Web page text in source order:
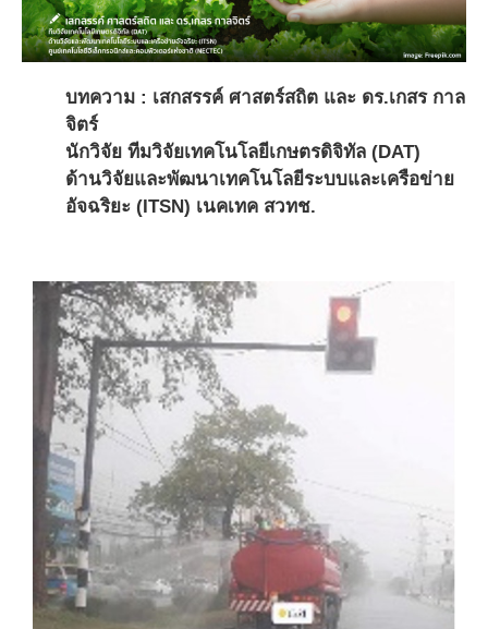
บทความ : เสกสรรค์ ศาสตร์สถิต และ ดร.เกสร กาล
จิตร์
นักวิจัย ทีมวิจัยเทคโนโลยีเกษตรดิจิทัล (DAT)
ด้านวิจัยและพัฒนาเทคโนโลยีระบบและเครือข่าย
อัจฉริยะ (ITSN) เนคเทค สวทช.